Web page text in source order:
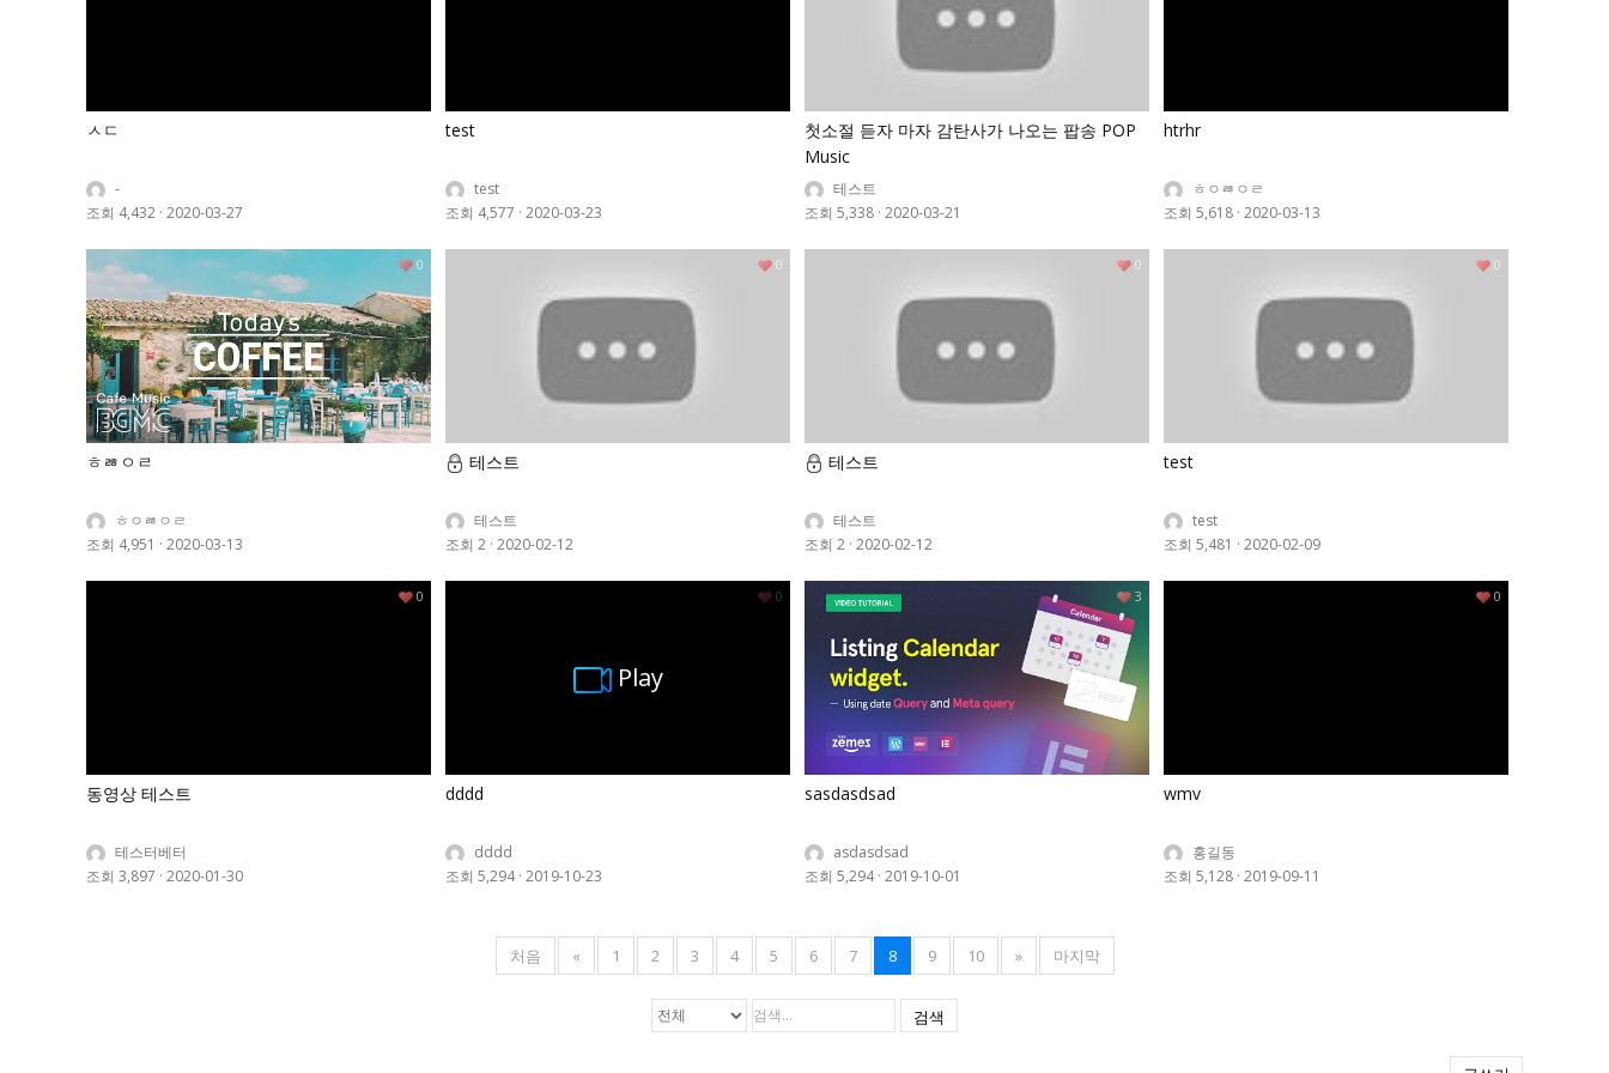
ㅅㄷ
-
조회 4,432 · 2020-03-27
test
test
조회 4,577 · 2020-03-23
첫소절 듣자 마자 감탄사가 나오는 팝송 POP
Music
테스트
조회 5,338 · 2020-03-21
htrhr
ㅎㅇㅀㅇㄹ
조회 5,618 · 2020-03-13
ㅎㅀㅇㄹ
ㅎㅇㅀㅇㄹ
조회 4,951 · 2020-03-13
0
테스트
테스트
조회 2 · 2020-02-12
0
테스트
테스트
조회 2 · 2020-02-12
0
test
test
조회 5,481 · 2020-02-09
0
동영상 테스트
테스터베터
조회 3,897 · 2020-01-30
0
dddd
dddd
조회 5,294 · 2019-10-23
0
Play
sasdasdsad
asdasdsad
조회 5,294 · 2019-10-01
3
wmv
홍길동
조회 5,128 · 2019-09-11
0
처음 « 1 2 3 4 5 6 7 8 9 10 » 마지막
검색